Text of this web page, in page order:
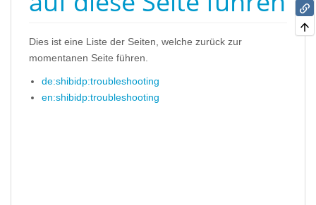
Dies ist eine Liste der Seiten, welche zurück zur
momentanen Seite führen.
de:shibidp:troubleshooting
en:shibidp:troubleshooting